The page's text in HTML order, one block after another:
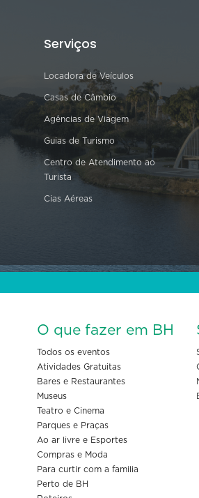
Serviços
Locadora de Veículos
Casas de Câmbio
Agências de Viagem
Guias de Turismo
Centro de Atendimento ao
Turista
Cias Aéreas
O que fazer em BH
Todos os eventos
Atividades Gratuitas
Bares e Restaurantes
Museus
Teatro e Cinema
Parques e Praças
Ao ar livre e Esportes
Compras e Moda
Para curtir com a familia
Perto de BH